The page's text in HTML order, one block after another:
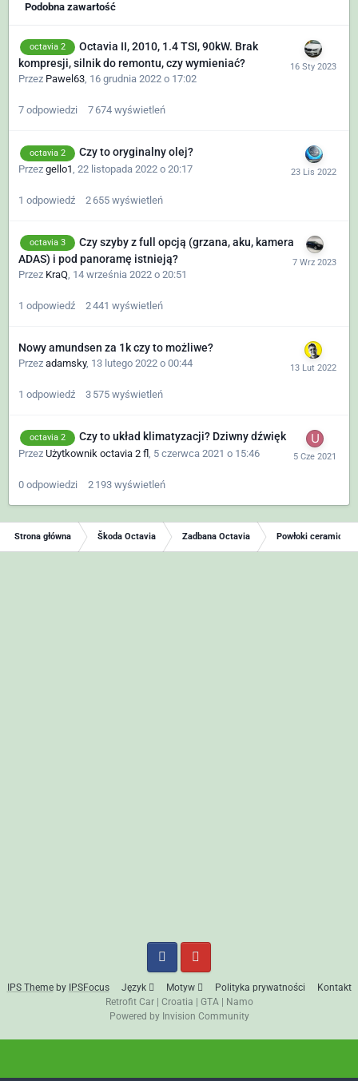
Podobna zawartość
octavia 2
Octavia II, 2010, 1.4 TSI, 90kW. Brak
kompresji, silnik do remontu, czy wymieniać?
Przez Pawel63, 16 grudnia 2022 o 17:02
7 odpowiedzi 7 674 wyświetleń
octavia 2 Czy to oryginalny olej?
Przez gello1 22 listopada 2022 o 20:17
1 odpowiedź 2 655 wyświetleń
octavia 3
Czy szyby z full opcją (grzana, aku, kamera
ADAS) i pod panoramę istnieją?
Przez KraQ, 14 września 2022 o 20:51
1 odpowiedź 2 441 wyświetleń
Nowy amundsen za 1k czy to możliwe?
Przez adamsky, 13 lutego 2022 o 00:44
1 odpowiedź 3 575 wyświetleń
octavia 2 Czy to układ klimatyzacji? Dziwny dźwięk
Przez Użytkownik octavia 2 fl 5 czerwca 2021 o 15:46
0 odpowiedzi 2 193 wyświetleń
Strona główna Škoda Octavia Zadbana Octavia Powłoki
IPS Themeby IPSFocus Język Motyw Polityka prywatności
Kontakt
Retrofit Car| Croatia | GTA | Namo
Powered by Invision Community